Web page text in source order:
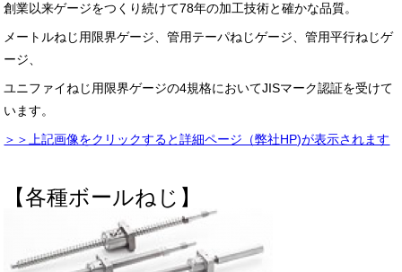
創業以来ゲージをつくり続けて78年の加工技術と確かな品質。
メートルねじ用限界ゲージ、管用テーパねじゲージ、管用平行ねじゲ
ージ、
ユニファイねじ用限界ゲージの4規格においてJISマーク認証を受けて
います。
＞＞上記画像をクリックすると詳細ページ（弊社HP)が表示されます
【各種ボールねじ】